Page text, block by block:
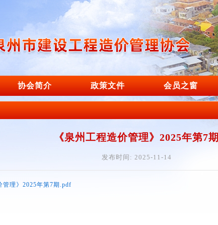
协会简介 政策文件 会员之窗
《泉州工程造价管理》2025年第7期
发布时间: 2025-11-14
管理》2025年第7期.pdf